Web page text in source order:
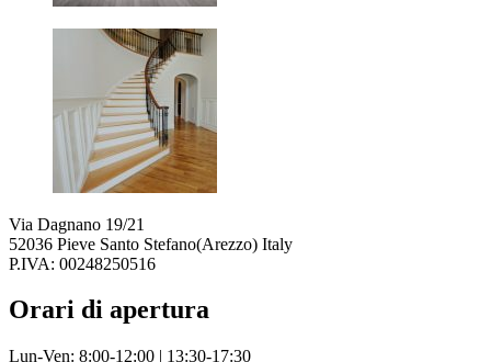
Via Dagnano 19/21
52036 Pieve Santo Stefano(Arezzo) Italy
P.IVA: 00248250516
Orari di apertura
Lun-Ven: 8:00-12:00 | 13:30-17:30